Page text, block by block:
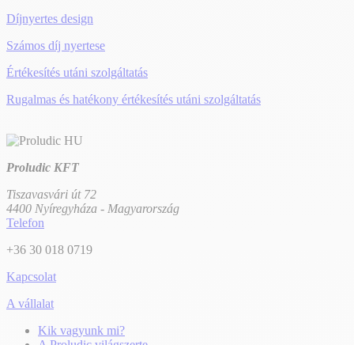
Díjnyertes design
Számos díj nyertese
Értékesítés utáni szolgáltatás
Rugalmas és hatékony értékesítés utáni szolgáltatás
Proludic KFT
Tiszavasvári út 72
4400 Nyíregyháza - Magyarország
Telefon
+36 30 018 0719
Kapcsolat
A vállalat
Kik vagyunk mi?